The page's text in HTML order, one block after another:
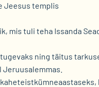
Jeesus templis
mis tuli teha Issanda
ning täitus
Jeruusalemmas.